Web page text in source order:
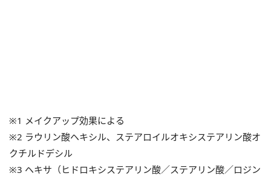
※1 メイクアップ効果による
※2 ラウリン酸ヘキシル、ステアロイルオキシステアリン酸オ
クチルドデシル
※3 ヘキサ（ヒドロキシステアリン酸／ステアリン酸／ロジン